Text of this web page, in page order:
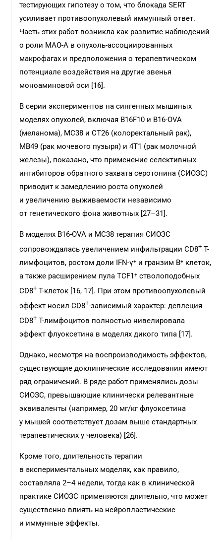
тестирующих гипотезу о том, что блокада SERT
усиливает противоопухолевый иммунный ответ.
Часть этих работ возникла как развитие наблюдений
о роли MAO-A в опухоль-ассоциированных
макрофагах и предположения о терапевтическом
потенциале воздействия на другие звенья
моноаминовой оси [16].
В серии экспериментов на сингенных мышиных
моделях опухолей, включая B16F10 и B16-OVA
(меланома), MC38 и CT26 (колоректальный рак),
MB49 (рак мочевого пузыря) и 4T1 (рак молочной
железы), показано, что применение селективных
ингибиторов обратного захвата серотонина (СИОЗС)
приводит к замедлению роста опухолей
и увеличению выживаемости независимо
от генетического фона животных [27–31].
В моделях B16-OVA и MC38 терапия СИОЗС
сопровождалась увеличением инфильтрации CD8+ Т-
лимфоцитов, ростом доли IFN-γ⁺ и гранзим B⁺ клеток,
а также расширением пула TCF1⁺ стволоподобных
CD8+ Т-клеток [16, 17]. При этом противоопухолевый
эффект носил CD8+-зависимый характер: деплеция
CD8+ Т-лимфоцитов полностью нивелировала
эффект флуоксетина в моделях дикого типа [17].
Однако, несмотря на воспроизводимость эффектов,
существующие доклинические исследования имеют
ряд ограничений. В ряде работ применялись дозы
СИОЗС, превышающие клинически релевантные
эквиваленты (например, 20 мг/кг флуоксетина
у мышей соответствует дозам выше стандартных
терапевтических у человека) [26].
Кроме того, длительность терапии
в экспериментальных моделях, как правило,
составляла 2–4 недели, тогда как в клинической
практике СИОЗС применяются длительно, что может
существенно влиять на нейропластические
и иммунные эффекты.